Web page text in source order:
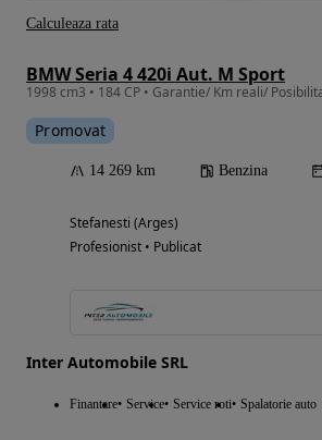
BMW Seria 4 420i Aut. M Sport
Promovat
14 269 km Benzina
Stefanesti (Arges)
Profesionist • Publicat
Inter Automobile SRL
Finantare Service Service roti Spalatorie auto
Calculeaza rata